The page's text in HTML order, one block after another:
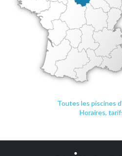
Toutes les piscines
Horaires,